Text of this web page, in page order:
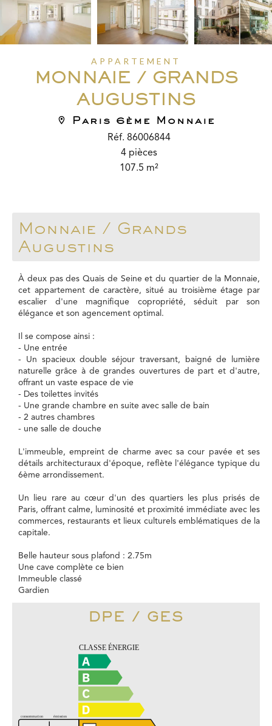
APPARTEMENT
MONNAIE / GRANDS
AUGUSTINS
Paris 6ème Monnaie
Réf. 86006844
4 pièces
107.5 m²
Monnaie / Grands
Augustins
À deux pas des Quais de Seine et du quartier de la Monnaie,
cet appartement de caractère, situé au troisième étage par
escalier d'une magnifique copropriété, séduit par son
élégance et son agencement optimal.
Il se compose ainsi :
- Une entrée
- Un spacieux double séjour traversant, baigné de lumière
naturelle grâce à de grandes ouvertures de part et d'autre,
offrant un vaste espace de vie
- Des toilettes invités
- Une grande chambre en suite avec salle de bain
- 2 autres chambres
- une salle de douche
L'immeuble, empreint de charme avec sa cour pavée et ses
détails architecturaux d'époque, reflète l'élégance typique du
6ème arrondissement.
Un lieu rare au cœur d'un des quartiers les plus prisés de
Paris, offrant calme, luminosité et proximité immédiate avec les
commerces, restaurants et lieux culturels emblématiques de la
capitale.
Belle hauteur sous plafond : 2.75m
Une cave complète ce bien
Immeuble classé
Gardien
DPE / GES